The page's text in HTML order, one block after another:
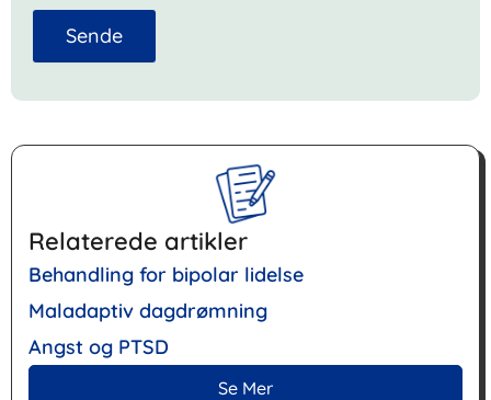
Sende
Relaterede artikler
Behandling for bipolar lidelse
Maladaptiv dagdrømning
Angst og PTSD
Se Mer